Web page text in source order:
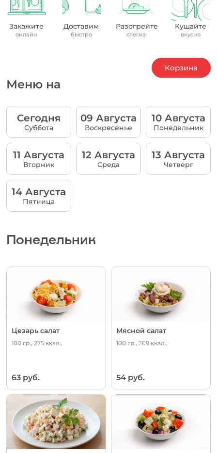
Закажите
онлайн
Доставим
быстро
Разогрейте
слегка
Кушайте
вкусно
Меню на
Сегодня
Суббота
09 Августа
Воскресенье
10 Августа
Понедельник
11 Августа
Вторник
12 Августа
Среда
13 Августа
Четверг
14 Августа
Пятница
Понедельник
Цезарь салат
100 гр., 275 ккал.,
63 руб.
Мясной салат
100 гр., 209 ккал.,
54 руб.
Корзина